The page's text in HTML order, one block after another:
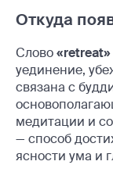
Откуда
Слово«retreat»
уединение,
связана с
медитации и
— способ
ясности ума и